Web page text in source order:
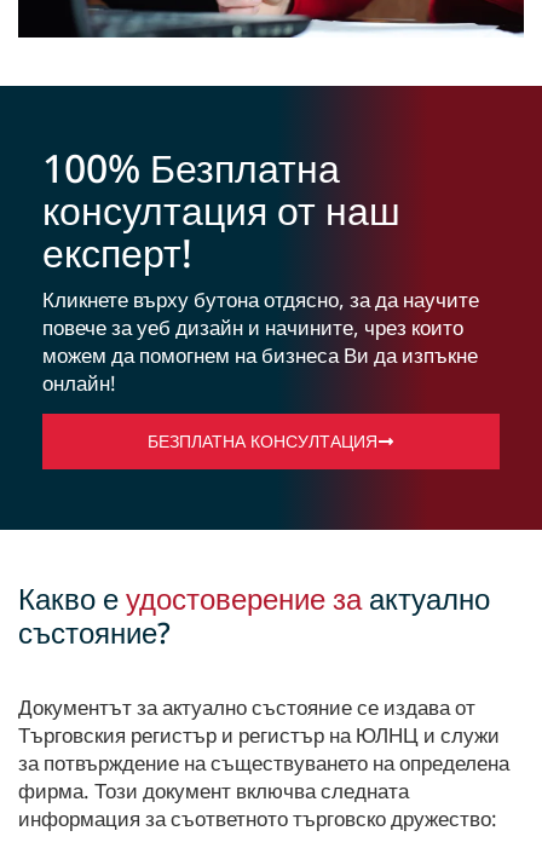
100% Безплатна
консултация от наш
експерт!
Кликнете върху бутона отдясно, за да научите
повече за уеб дизайн и начините, чрез които
можем да помогнем на бизнеса Ви да изпъкне
онлайн!
БЕЗПЛАТНА КОНСУЛТАЦИЯ
Какво еудостоверение за актуално
състояние?
Документът за актуално състояние се издава от
Търговския регистър и регистър на ЮЛНЦ и служи
за потвърждение на съществуването на определена
фирма. Този документ включва следната
информация за съответното търговско дружество: